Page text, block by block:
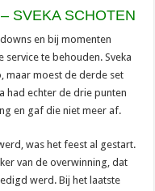
SVEKA SCHOTEN
en bij momenten
te behouden. Sveka
maar moest de derde set
had echter de drie punten
en gaf die niet meer af.
was het feest al gestart.
van de overwinning, dat
werd. Bij het laatste